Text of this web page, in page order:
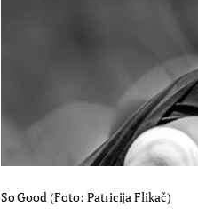
So Good (Foto: Patricija Flikač)